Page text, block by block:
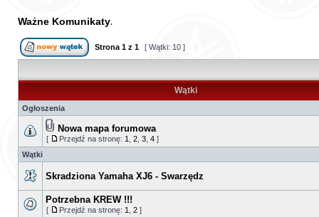
Ważne Komunikaty
Strona 1 z 1 [ Wątki: 10 ]
Wątki
Ogłoszenia
Nowa mapa forumowa
[ Przejdź na stronę: 1 2 3 4 ]
Wątki
Skradziona Yamaha XJ6 - Swarzędz
Potrzebna KREW !!!
[ Przejdź na stronę: 1 2 ]